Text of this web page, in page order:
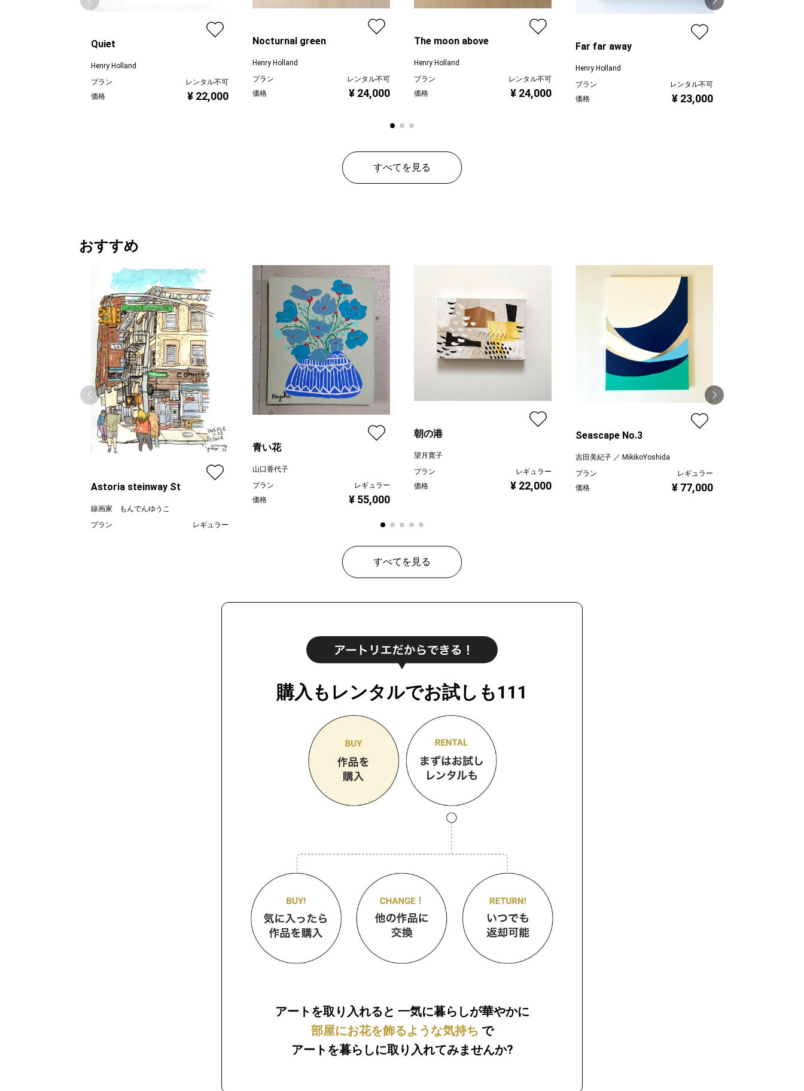
Quiet
Henry Holland
プラン
レンタル不可
価格
¥ 22,000
Nocturnal green
Henry Holland
プラン
レンタル不可
価格
¥ 24,000
The moon above
Henry Holland
プラン
レンタル不可
価格
¥ 24,000
Far far away
Henry Holland
プラン
レンタル不可
価格
¥ 23,000
すべてを見る
おすすめ
Astoria steinway St
線画家 もんでんゆうこ
プラン
レギュラー
青い花
山口香代子
プラン
レギュラー
価格
¥ 55,000
朝の港
望月寛子
プラン
レギュラー
価格
¥ 22,000
Seascape No.3
吉田美紀子 ／ MikikoYoshida
プラン
レギュラー
価格
¥ 77,000
すべてを見る
購入もレンタルでお試しも111
アートを取り入れると 一気に暮らしが華やかに
部屋にお花を飾るような気持ち で
アートを暮らしに取り入れてみませんか?